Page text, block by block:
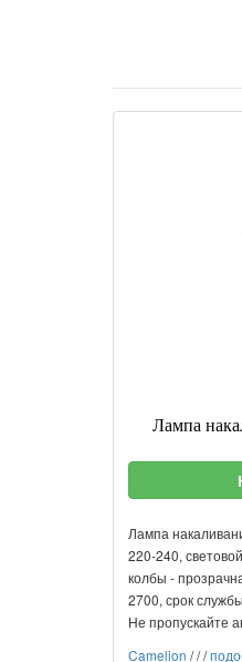
Лампа
Лампа
220-240,
колбы -
2700, срок
Не пропускайте
Camelion ///